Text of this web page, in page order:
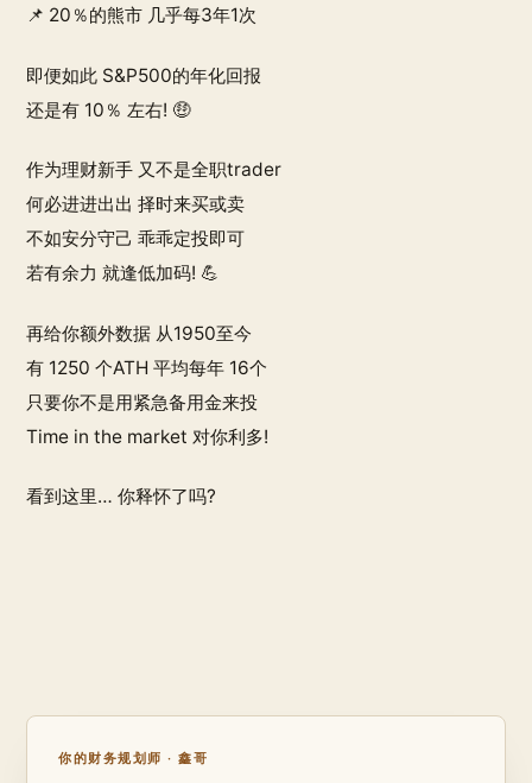
📌 20％的熊市 几乎每3年1次
即便如此 S&P500的年化回报
还是有 10％ 左右! 🤑
作为理财新手 又不是全职trader
何必进进出出 择时来买或卖
不如安分守己 乖乖定投即可
若有余力 就逢低加码! 💪
再给你额外数据 从1950至今
有 1250 个ATH 平均每年 16个
只要你不是用紧急备用金来投
Time in the market 对你利多!
看到这里… 你释怀了吗?
你的财务规划师 · 鑫哥